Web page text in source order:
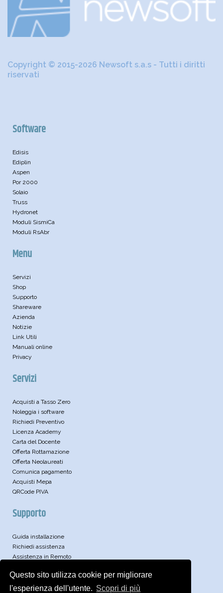
Questo sito utilizza cookie per migliorare
l'esperienza dell'utente. Scopri di più
Copyright © 2015-2026 Newsoft s.a.s - Tutti i diritti
riservati
Software
Edisis
Ediplin
Aspen
Por 2000
Solaio
Truss
Hydronet
Moduli SismiCa
Moduli RsAbr
Menu
Servizi
Shop
Supporto
Shareware
Azienda
Notizie
Link Utili
Manuali online
Privacy
Servizi
Acquisti a Tasso Zero
Noleggia i software
Richiedi Preventivo
Licenza Academy
Carta del Docente
Offerta Rottamazione
Offerta Neolaureati
Comunica pagamento
Acquisti Mepa
QRCode PIVA
Supporto
Guida installazione
Richiedi assistenza
Assistenza in Remoto
Video
Articoli Tecnici